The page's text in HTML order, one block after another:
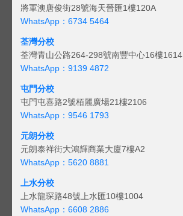
將軍澳唐俊街28號海天晉匯1樓120A
WhatsApp：6734 5464
荃灣分校
荃灣青山公路264-298號南豐中心16樓1614
WhatsApp：9139 4872
屯門分校
屯門屯喜路2號栢麗廣場21樓2106
WhatsApp：9546 1793
元朗分校
元朗泰祥街大鴻輝商業大廈7樓A2
WhatsApp：5620 8881
上水分校
上水龍琛路48號上水匯10樓1004
WhatsApp：6608 2886